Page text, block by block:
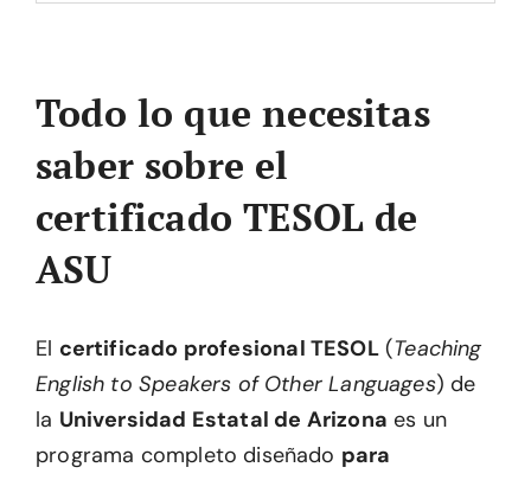
Todo lo que necesitas
saber sobre el
certificado TESOL de
ASU
El certificado profesional TESOL(Teaching
English to Speakers of Other Languages) de
la Universidad Estatal de Arizona es un
programa completo diseñado para